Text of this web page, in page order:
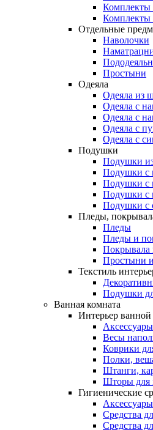
Комплекты
Комплекты
Отдельные
Наволочки
Простыни
Одеяла
Одеяла из
Одеяла с
Одеяла с
Одеяла с
Одеяла с
Подушки
Подушки
Подушки с
Подушки с
Подушки с
Подушки с
Пледы,
Пледы
Пледы и
Покрывала
Простыни
Текстиль
Подушки
Ванная комната
Интерьер
Весы
Коврики
Полки,
Штанги,
Шторы для
Гигиенические
Средства
Средства